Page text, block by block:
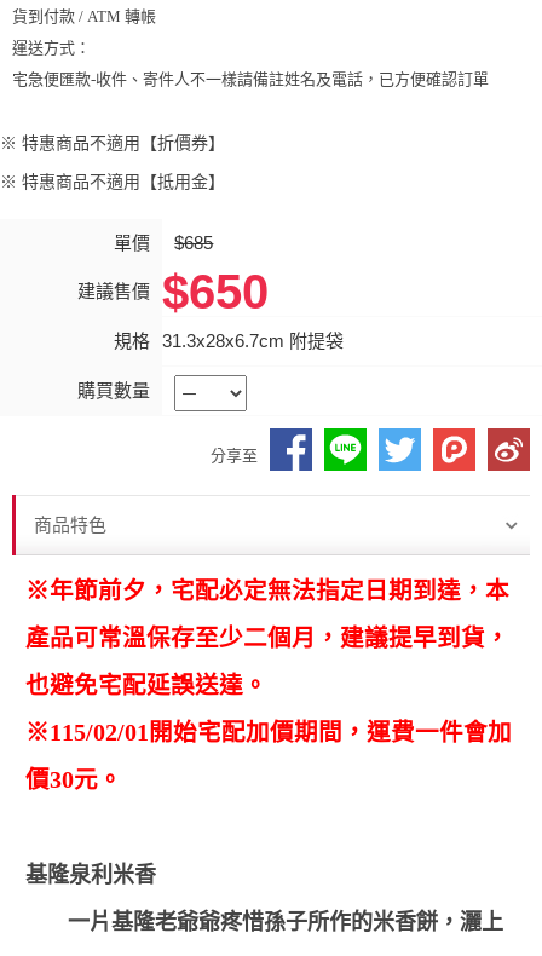
貨到付款 / ATM 轉帳
運送方式：
宅急便匯款-收件、寄件人不一樣請備註姓名及電話，已方便確認訂單
※ 特惠商品不適用【折價券】
※ 特惠商品不適用【抵用金】
單價 $685
建議售價 $650
規格 31.3x28x6.7cm 附提袋
購買數量
分享至
商品特色
※年節前夕，宅配必定無法指定日期到達，本
產品可常溫保存至少二個月，建議提早到貨，
也避免宅配延誤送達。
※115/02/01開始宅配加價期間，運費一件會加
價30元。
基隆泉利米香
一片基隆老爺爺疼惜孫子所作的米香餅，灑上